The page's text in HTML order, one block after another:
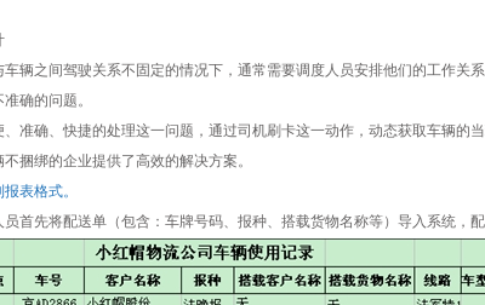
辆之间驾驶关系不固定的情况下，通常需要调度人员安排他们的工作关
确的问题。
准确、快捷的处理这一问题，通过司机刷卡这一动作，动态获取车辆的
捆绑的企业提供了高效的解决方案。
表格式。
首先将配送单（包含：车牌号码、报种、搭载货物名称等）导入系统，配